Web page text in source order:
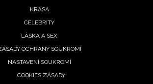
KRÁSA
CELEBRITY
LÁSKA A SEX
OCHRANY SOUKROMÍ
NASTAVENÍ SOUKROMÍ
COOKIES ZÁSADY